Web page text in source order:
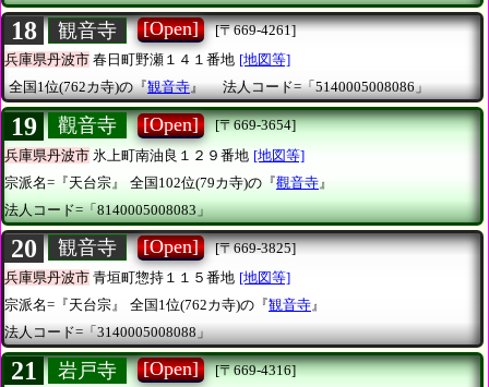
18 観音寺 [Open]
[〒669-4261]
兵庫県丹波市 春日町野瀬１４１番地 [地図等]
全国1位(762カ寺)の『観音寺』 法人コード=「5140005008086」
19 觀音寺 [Open]
[〒669-3654]
兵庫県丹波市 氷上町南油良１２９番地 [地図等]
宗派名=『天台宗』
全国102位(79カ寺)の『觀音寺 』
法人コード=「8140005008083」
20 観音寺 [Open]
[〒669-3825]
兵庫県丹波市 青垣町惣持１１５番地 [地図等]
宗派名=『天台宗』
全国1位(762カ寺)の『観音寺 』
法人コード=「3140005008088」
21 岩戸寺 [Open]
[〒669-4316]